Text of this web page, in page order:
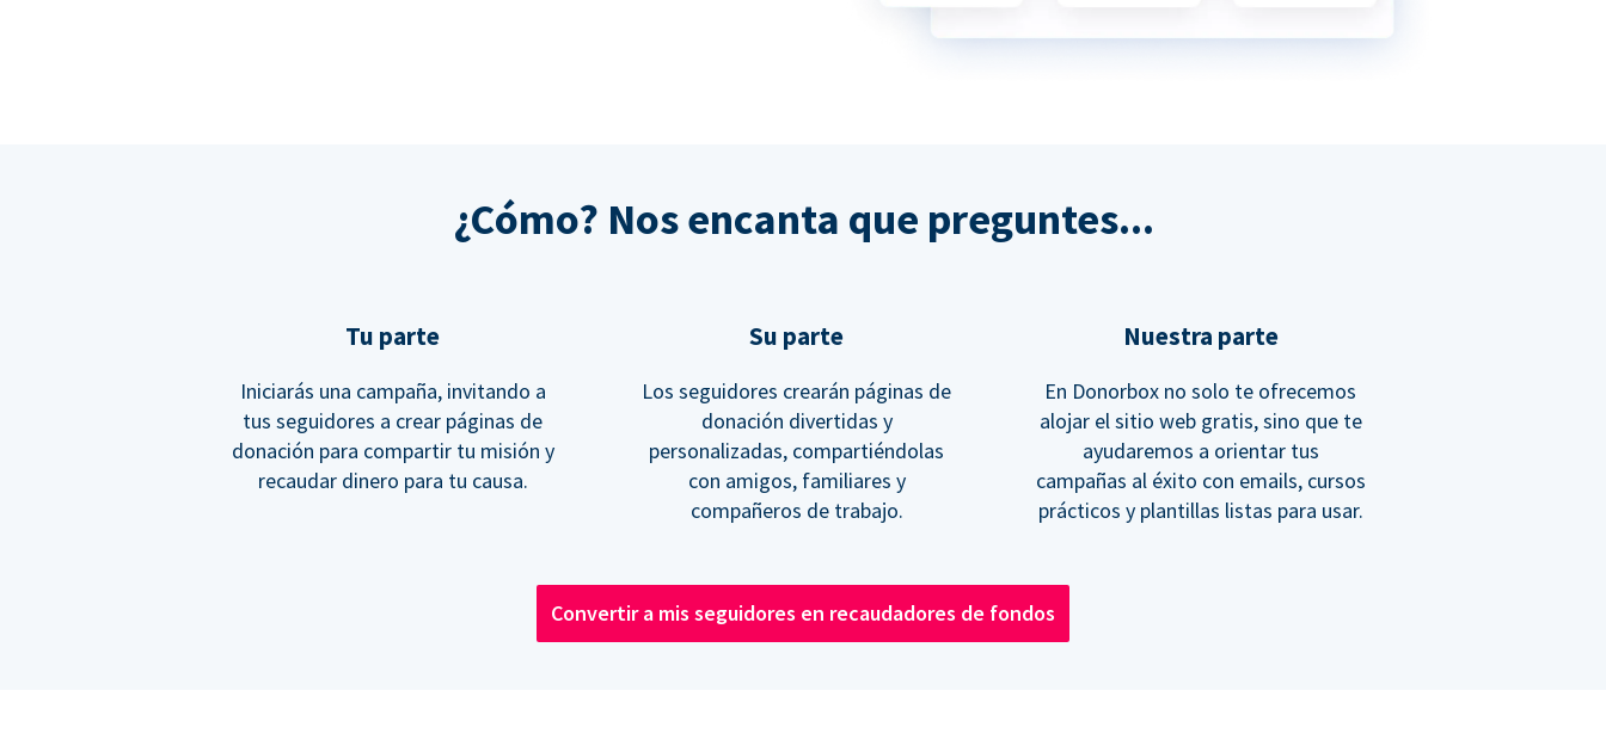
¿Cómo? Nos encanta que preguntes...
Tu parte
Iniciarás una campaña, invitando a
tus seguidores a crear páginas de
donación para compartir tu misión y
recaudar dinero para tu causa.
Su parte
Los seguidores crearán páginas de
donación divertidas y
personalizadas, compartiéndolas
con amigos, familiares y
compañeros de trabajo.
Nuestra parte
En Donorbox no solo te ofrecemos
alojar el sitio web gratis, sino que te
ayudaremos a orientar tus
campañas al éxito con emails, cursos
prácticos y plantillas listas para usar.
Convertir a mis seguidores en recaudadores de fondos